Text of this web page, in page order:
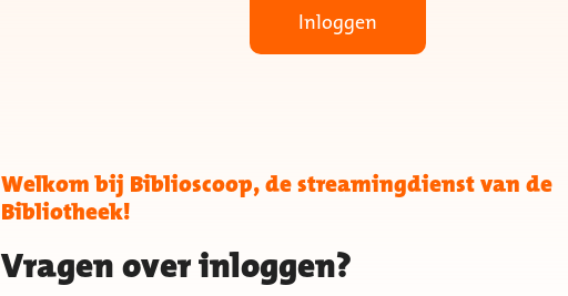
Inloggen
Welkom bij Biblioscoop, de streamingdienst van de
Bibliotheek!
Vragen over inloggen?